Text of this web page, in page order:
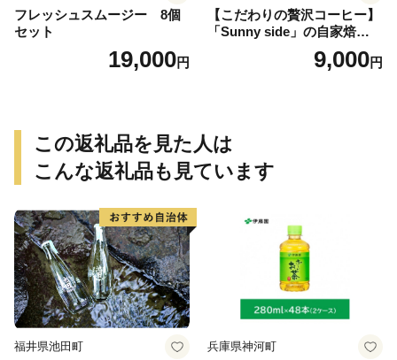
フレッシュスムージー 8個
セット
19,000円
【こだわりの贅沢コーヒー】
「Sunny side」の自家焙煎珈
琲ブレンド珈琲飲み比べセッ
9,000円
この返礼品を見た人は
こんな返礼品も見ています
福井県池田町 兵庫県神河町